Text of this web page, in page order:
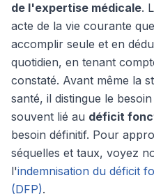
de l'expertise médicale.
acte de la vie courante
accomplir seule et en
quotidien, en tenant
constaté. Avant même la
santé, il distingue le besoin
souvent lié au déficit
besoin définitif. Pour
séquelles et taux, voyez
l'indemnisation du déficit
(DFP).